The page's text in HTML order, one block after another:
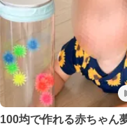
100均で作れる赤ちゃん